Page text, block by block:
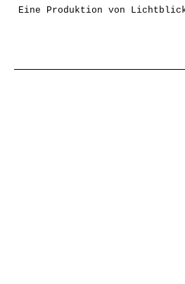
Eine Produktion von